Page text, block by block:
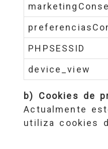
PHPSESSID
device_view
b) Cookies de
Actualmente
utiliza cookies